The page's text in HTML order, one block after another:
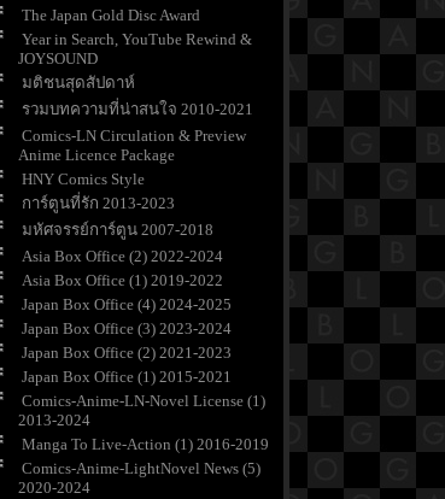
The Japan Gold Disc Award
Year in Search, YouTube Rewind &
JOYSOUND
มติชนสุดสัปดาห์
รวมบทความที่น่าสนใจ 2010-2021
Comics-LN Circulation & Preview
Anime Licence Package
HNY Comics Style
การ์ตูนที่รัก 2013-2023
มหัศจรรย์การ์ตูน 2007-2018
Asia Box Office (2) 2022-2024
Asia Box Office (1) 2019-2022
Japan Box Office (4) 2024-2025
Japan Box Office (3) 2023-2024
Japan Box Office (2) 2021-2023
Japan Box Office (1) 2015-2021
Comics-Anime-LN-Novel License (1)
2013-2024
Manga To Live-Action (1) 2016-2019
Comics-Anime-LightNovel News (5)
2020-2024